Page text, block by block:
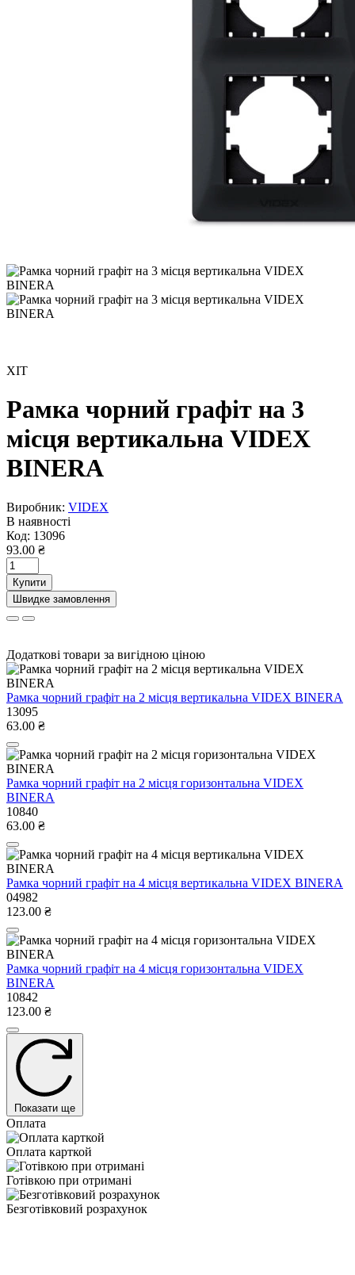
ХІТ
Рамка чорний графіт на 3
місця вертикальна VIDEX
BINERA
Виробник: VIDEX
В наявності
Код: 13096
93.00 ₴
Купити
Швидке замовлення
Додаткові товари за вигідною ціною
Рамка чорний графіт на 2 місця вертикальна VIDEX BINERA
13095
63.00 ₴
Рамка чорний графіт на 2 місця горизонтальна VIDEX
BINERA
10840
63.00 ₴
Рамка чорний графіт на 4 місця вертикальна VIDEX BINERA
04982
123.00 ₴
Рамка чорний графіт на 4 місця горизонтальна VIDEX
BINERA
10842
123.00 ₴
Показати ще
Оплата
Оплата карткой
Готівкою при отримані
Безготівковий розрахунок